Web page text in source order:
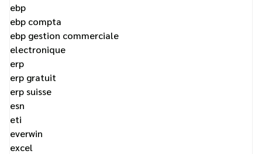
ebp
ebp compta
ebp gestion commerciale
electronique
erp
erp gratuit
erp suisse
esn
eti
everwin
excel